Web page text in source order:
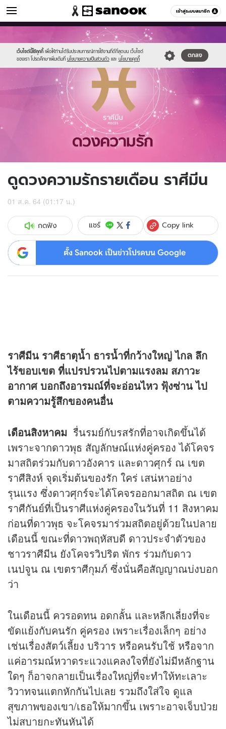
เข้าสู่ระบบสมาชิก
ดูดวง หมวดอื่นๆ
เว็บไซต์นี้ใช้คุกกี้ เพื่อให้ท่านได้รับประสบการณ์การใช้งานที่ดีที่สุดบน เว็บไซต์
ของเรา โปรดศึกษาเพิ่มเติมที่ นโยบายความเป็นส่วนตัว และ นโยบายคุกกี้
ตกลง
//s.isanook.com/sr/0/images/logo-
new-
sanook.png
//s.isanook.com/ho/0/ud/fxd/love/pisces.png
ดูดวงความรักรายเดือน ราศีมีน
01 ส.ค. 64 (01:17 น.)
กดฟัง แชร์ Copy link
ตั้ง Sanook เป็นข่าวโปรดบน Google
ราศีมีน ราศีธาตุน้ำ ธารน้ำที่กว้างใหญ่ ไกล ลึก
ไร้ขอบเขต ที่แปรปรวนไปตามแรงลม สภาวะ
อากาศ บอกถึงอารมณ์ที่จะอ่อนไหว ฟุ้งซ่าน ไป
ตามความรู้สึกของคนอื่น
เดือนสิงหาคม รื่นรมย์กับรสรักที่อาจเกิดขึ้นได้
เพราะจากดาวพุธ สัญลักษณ์แห่งคู่ครอง ได้โคจร
มาสถิตร่วมกับดาวอังคาร และดาวศุกร์ ณ เขต
ราศีสิงห์ จุดเริ่มต้นของรัก ใคร่ เสน่หาอย่าง
รุนแรง ซึ่งดาวศุกร์จะได้โคจรออกมาสถิต ณ เขต
ราศีกันย์ที่เป็นราศีแห่งคู่ครองในวันที่ 11 สิงหาคม
ก่อนที่ดาวพุธ จะโคจรมาร่วมสถิตอยู่ด้วยในปลาย
เดือนนี้ ขณะที่ดาวพฤหัสบดี ดาวประจำตัวของ
ชาวราศีมีน ยังโคจรวิปริต พักร ร่วมกับดาว
เนปจูน ณ เขตราศีกุมภ์ ซึ่งนั่นคือสัญญาณบ่งบอก
ว่า
ในเดือนนี้ ควรอดทน อดกลั้น และหลีกเลี่ยงที่จะ
ขัดแย้งกับคนรัก คู่ครอง เพราะเรื่องเล็กๆ อย่าง
เช่นเรื่องสัตว์เลี้ยง บริวาร หรือคนรับใช้ หรือจาก
แค่อารมณ์หวาดระแวงแคลงใจที่ยังไม่มีหลักฐาน
ใดๆ ก็อาจกลายเป็นเรื่องใหญ่ที่จะทำให้ทะเลาะ
วิวาทจนแตกหักกันไปเลย รวมถึงใส่ใจ ดูแล
สุขภาพของเขา/เธอให้มากขึ้น เพราะอาจเจ็บป่วย
ไม่สบายกะทันหันได้